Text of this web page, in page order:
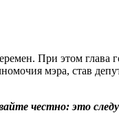
При этом глава
мэра, став
честно: это